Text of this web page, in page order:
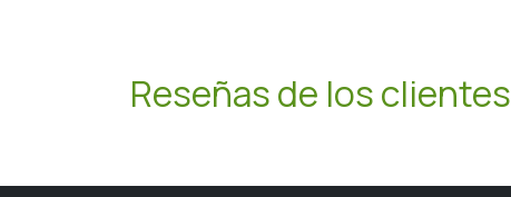
Reseñas de los clientes